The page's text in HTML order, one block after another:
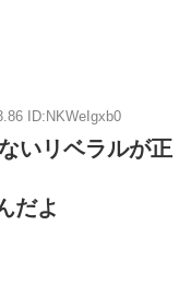
ID:NKWeIgxb0
いリベラルが正
だよ